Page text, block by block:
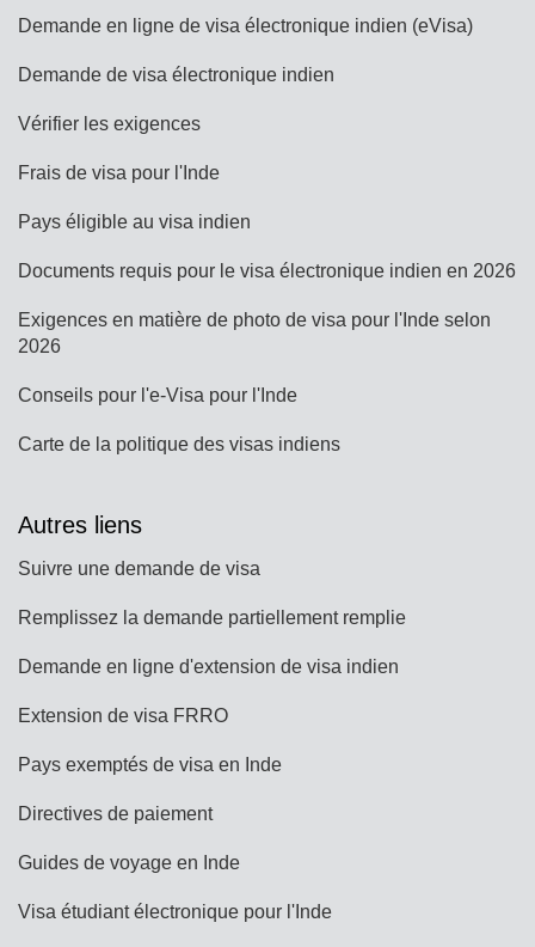
Demande en ligne de visa électronique indien (eVisa)
Demande de visa électronique indien
Vérifier les exigences
Frais de visa pour l'Inde
Pays éligible au visa indien
Documents requis pour le visa électronique indien en 2026
Exigences en matière de photo de visa pour l'Inde selon
2026
Conseils pour l'e-Visa pour l'Inde
Carte de la politique des visas indiens
Autres liens
Suivre une demande de visa
Remplissez la demande partiellement remplie
Demande en ligne d'extension de visa indien
Extension de visa FRRO
Pays exemptés de visa en Inde
Directives de paiement
Guides de voyage en Inde
Visa étudiant électronique pour l'Inde